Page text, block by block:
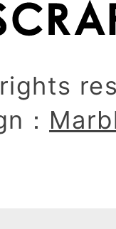
rights
：